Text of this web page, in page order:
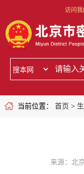
访问我
当前位置： 首页 >
来源：北